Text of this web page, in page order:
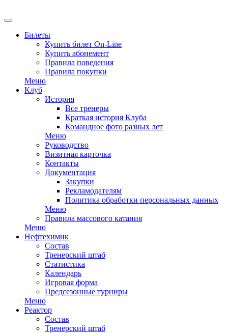
Билеты
Купить билет On-Line
Купить абонемент
Правила поведения
Правила покупки
Меню
Клуб
История
Все тренеры
Краткая история Клуба
Командное фото разных лет
Меню
Руководство
Визитная карточка
Контакты
Документация
Закупки
Рекламодателям
Политика обработки персональных данных
Меню
Правила массового катания
Меню
Нефтехимик
Состав
Тренерский штаб
Статистика
Календарь
Игровая форма
Предсезонные турниры
Меню
Реактор
Состав
Тренерский штаб